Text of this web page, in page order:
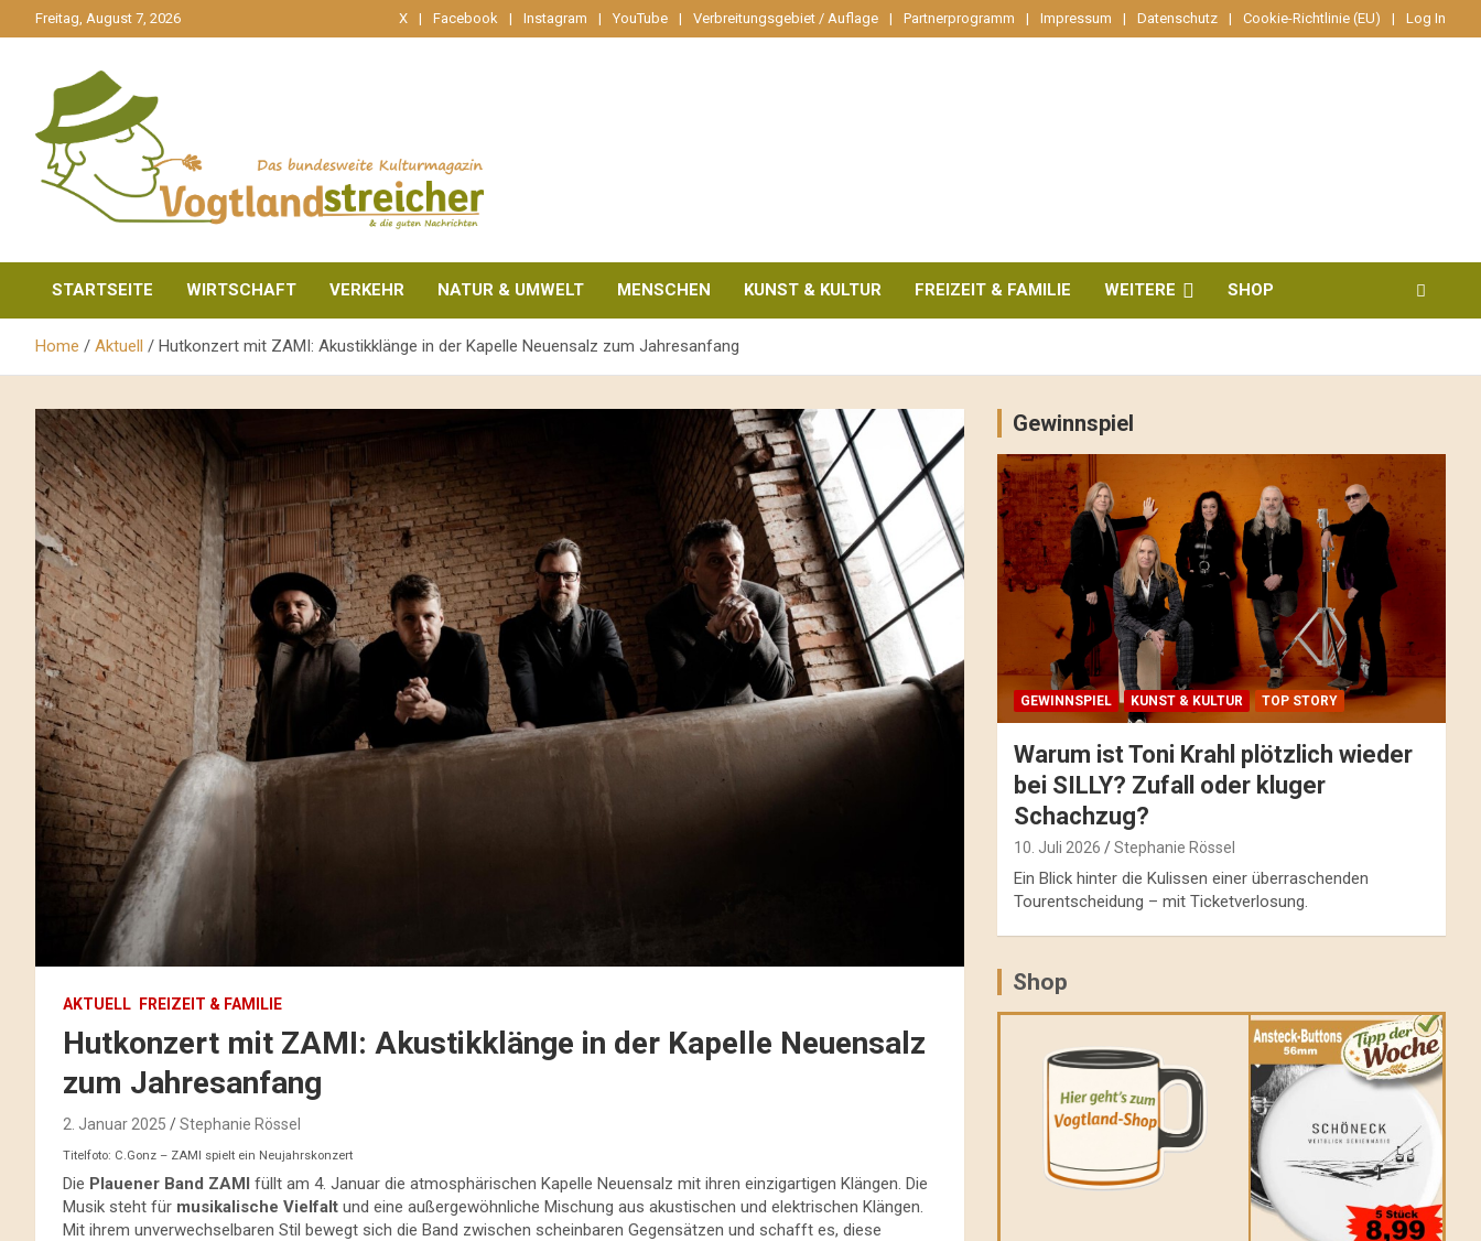
zum
Freitag, August 7, 2026 X Facebook Instagram YouTube Verbreitungsgebiet / Auflage Partnerprogramm Impressum Datenschutz Cookie-Richtlinie (EU) Log In
Vogtlandstreicher
STARTSEITE WIRTSCHAFT VERKEHR NATUR & UMWELT MENSCHEN KUNST & KULTUR FREIZEIT & FAMILIE WEITERE SHOP
Home Aktuell Hutkonzert mit ZAMI: Akustikklänge in der Kapelle Neuensalz zum Jahresanfang
AKTUELL FREIZEIT & FAMILIE
Hutkonzert mit ZAMI: Akustikklänge in der Kapelle Neuensalz
zum Jahresanfang
2. Januar 2025 Stephanie Rössel
Titelfoto: C.Gonz – ZAMI spielt ein Neujahrskonzert
Die Plauener Band ZAMI füllt am 4. Januar die atmosphärischen Kapelle Neuensalz mit ihren einzigartigen Klängen. Die
Musik steht für musikalische Vielfalt und eine außergewöhnliche Mischung aus akustischen und elektrischen Klängen.
Mit ihrem unverwechselbaren Stil bewegt sich die Band zwischen scheinbaren Gegensätzen und schafft es, diese
Gewinnspiel
GEWINNSPIEL KUNST & KULTUR TOP STORY
Warum ist Toni Krahl plötzlich wieder
bei SILLY? Zufall oder kluger
Schachzug?
10. Juli 2026 Stephanie Rössel
Ein Blick hinter die Kulissen einer überraschenden
Tourentscheidung – mit Ticketverlosung.
Shop